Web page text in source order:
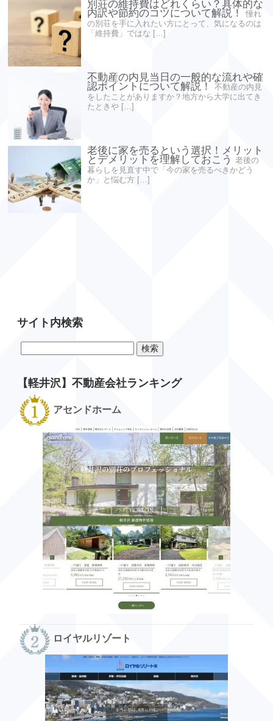
別荘の維持費はどれくらい？具体的な
内訳や節約のコツについて解説！
憧れ
の別荘を手に入れたい方にとって、気になるのは
「維持費」ではな […]
不動産の内見当日の一般的な流れや確
認ポイントについて解説！
不動産の内見
をしたことがありますか？地方から大学に出てき
たときや […]
老後に家を売るという選択！メリット
とデメリットを理解しておこう
老後の
暮らしを見直す中で「今の家を売るべきかどう
か」と悩む方 […]
サイト内検索
【軽井沢】不動産会社ランキング
アセンドホーム
ロイヤルリゾート